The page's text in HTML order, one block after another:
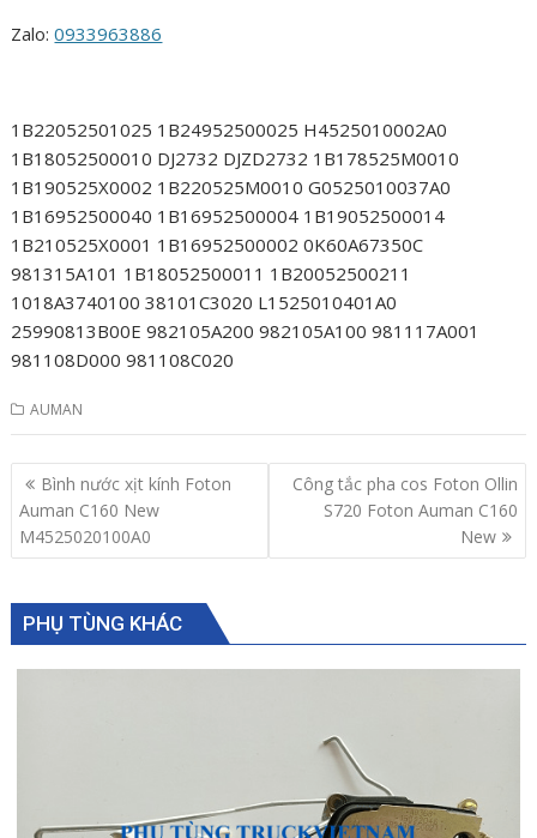
Zalo:0933963886
1B22052501025 1B24952500025 H4525010002A0
1B18052500010 DJ2732 DJZD2732 1B178525M0010
1B190525X0002 1B220525M0010 G0525010037A0
1B16952500040 1B16952500004 1B19052500014
1B210525X0001 1B16952500002 0K60A67350C
981315A101 1B18052500011 1B20052500211
1018A3740100 38101C3020 L1525010401A0
25990813B00E 982105A200 982105A100 981117A001
981108D000 981108C020
AUMAN
Post
navigation
Bình nước xịt kính Foton
Auman C160 New
M4525020100A0
Công tắc pha cos Foton Ollin
S720 Foton Auman C160
New
PHỤ TÙNG KHÁC